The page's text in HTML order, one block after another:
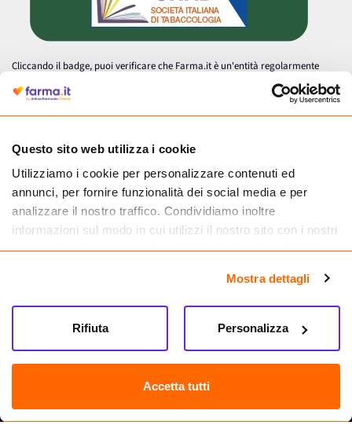
Questo sito web utilizza i cookie
Utilizziamo i cookie per personalizzare contenuti ed
annunci, per fornire funzionalità dei social media e per
analizzare il nostro traffico. Condividiamo inoltre
informazioni sul modo in cui utilizzi il nostro sito con i nostri
partner che si occupano di analisi dei dati web, pubblicità e
informazioni che hai fornito loro o che hanno raccolto dal
tuo utilizzo dei loro servizi.
Mostra dettagli
Accetta tutti
Personalizza
Rifiuta
Cliccando il badge, puoi verificare che Farma.it è un'entità regolarmente
autorizzata dal Ministero della Salute a effettuare la vendita online di
medicinali.
Farma.it S.a.s. P. IVA 07417261216 REA: NA-884088
CREDITS
Sede legale Via delle Repubbliche Marinare 128, 80147 Napoli